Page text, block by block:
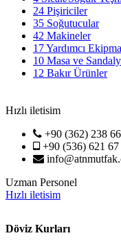
24 Pişiriciler
35 Soğutucular
42 Makineler
17Yardımcı
10 Masa ve
12 Bakır Ürünler
Hızlı iletisim
+90 (362) 238
+90 (536) 621 67
Uzman Personel
Hızlı iletisim
Döviz Kurları